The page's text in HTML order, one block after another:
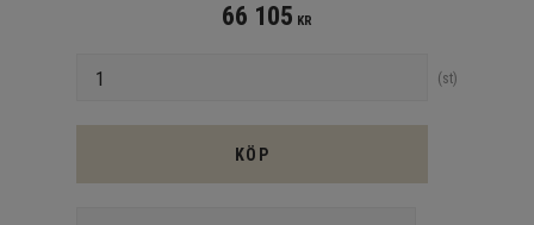
66 105 KR
st
KÖP